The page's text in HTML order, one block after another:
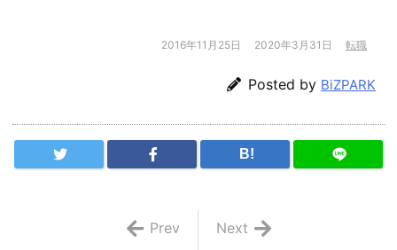
2016年11月25日 2020年3月31日 転職
Posted by BiZPARK
B!
Next
Prev